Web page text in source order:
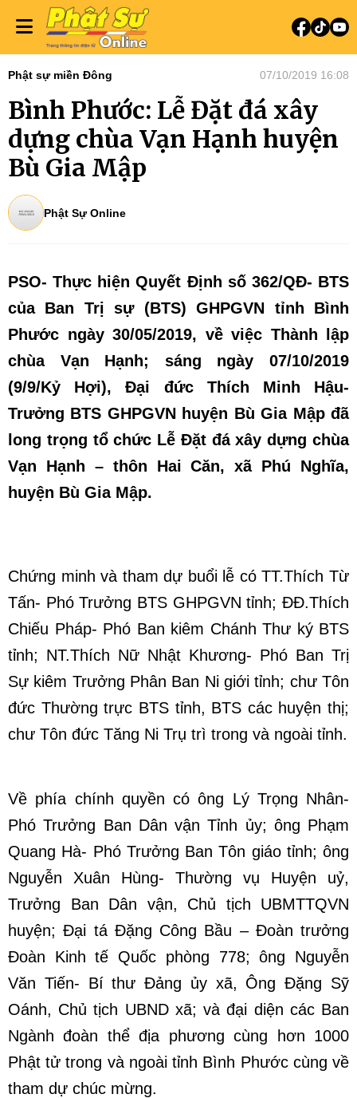
Phật sự miền Đông 07/10/2019 16:08
Bình Phước: Lễ Đặt đá xây
dựng chùa Vạn Hạnh huyện
Bù Gia Mập
Phật Sự Online
PSO- Thực hiện Quyết Định số 362/QĐ- BTS
của Ban Trị sự (BTS) GHPGVN tỉnh Bình
Phước ngày 30/05/2019, về việc Thành lập
chùa Vạn Hạnh; sáng ngày 07/10/2019
(9/9/Kỷ Hợi), Đại đức Thích Minh Hậu-
Trưởng BTS GHPGVN huyện Bù Gia Mập đã
long trọng tổ chức Lễ Đặt đá xây dựng chùa
Vạn Hạnh – thôn Hai Căn, xã Phú Nghĩa,
huyện Bù Gia Mập.
Chứng minh và tham dự buổi lễ có TT.Thích Từ
Tấn- Phó Trưởng BTS GHPGVN tỉnh; ĐĐ.Thích
Chiếu Pháp- Phó Ban kiêm Chánh Thư ký BTS
tỉnh; NT.Thích Nữ Nhật Khương- Phó Ban Trị
Sự kiêm Trưởng Phân Ban Ni giới tỉnh; chư Tôn
đức Thường trực BTS tỉnh, BTS các huyện thị;
chư Tôn đức Tăng Ni Trụ trì trong và ngoài tỉnh.
Về phía chính quyền có ông Lý Trọng Nhân-
Phó Trưởng Ban Dân vận Tỉnh ủy; ông Phạm
Quang Hà- Phó Trưởng Ban Tôn giáo tỉnh; ông
Nguyễn Xuân Hùng- Thường vụ Huyện uỷ,
Trưởng Ban Dân vận, Chủ tịch UBMTTQVN
huyện; Đại tá Đặng Công Bầu – Đoàn trưởng
Đoàn Kinh tế Quốc phòng 778; ông Nguyễn
Văn Tiến- Bí thư Đảng ủy xã, Ông Đặng Sỹ
Oánh, Chủ tịch UBND xã; và đại diện các Ban
Ngành đoàn thể địa phương cùng hơn 1000
Phật tử trong và ngoài tỉnh Bình Phước cùng về
tham dự chúc mừng.